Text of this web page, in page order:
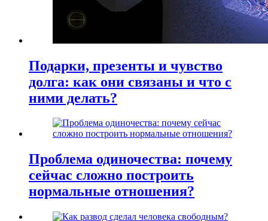
Подарки, презенты и чувство
долга: как они связаны и что с
ними делать?
Проблема одиночества: почему
сейчас сложно построить
нормальные отношения?